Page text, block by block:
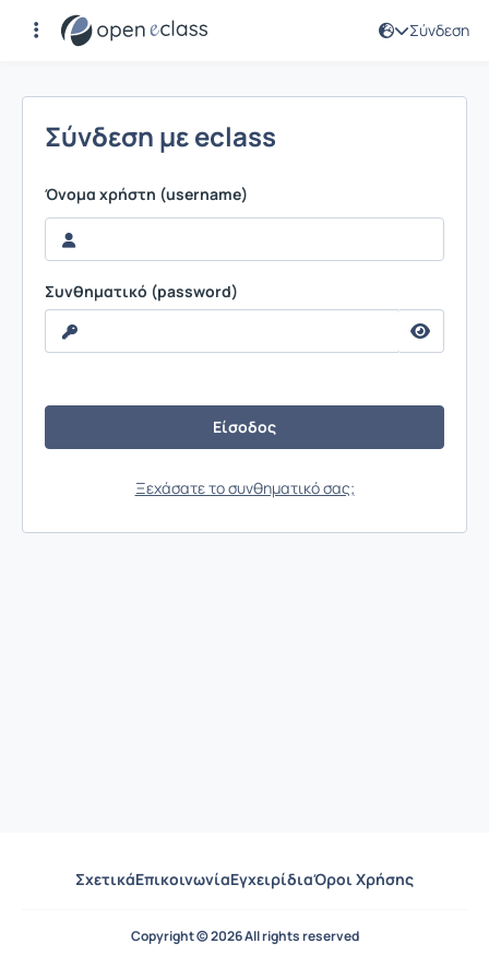
Σύνδεση
Σύνδεση
Σύνδεση με eclass
Όνομα χρήστη (username)
Συνθηματικό (password)
Ξεχάσατε το συνθηματικό σας;
ΣχετικάΕπικοινωνίαΕγχειρίδιαΌροι Χρήσης
Copyright © 2026 All rights reserved